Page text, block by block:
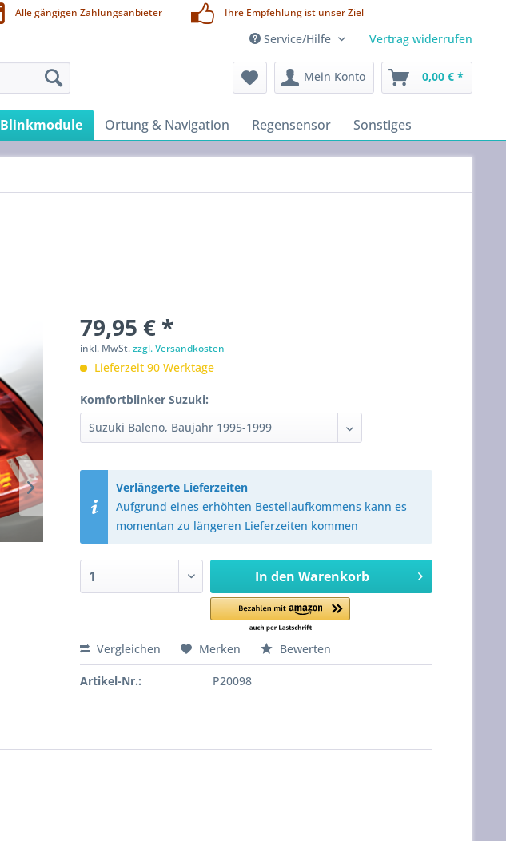
Alle gängigen Zahlungsanbieter Ihre Empfehlung ist unser Ziel
Service/Hilfe Vertrag widerrufen
Mein Konto 0,00 € *
Blinkmodule Ortung & Navigation Regensensor Sonstiges
79,95 € *
inkl. MwSt.zzgl. Versandkosten
Lieferzeit 90 Werktage
Komfortblinker Suzuki:
Verlängerte Lieferzeiten
Aufgrund eines erhöhten Bestellaufkommens kann es
momentan zu längeren Lieferzeiten kommen
In den Warenkorb
Vergleichen Merken Bewerten
Artikel-Nr.: P20098